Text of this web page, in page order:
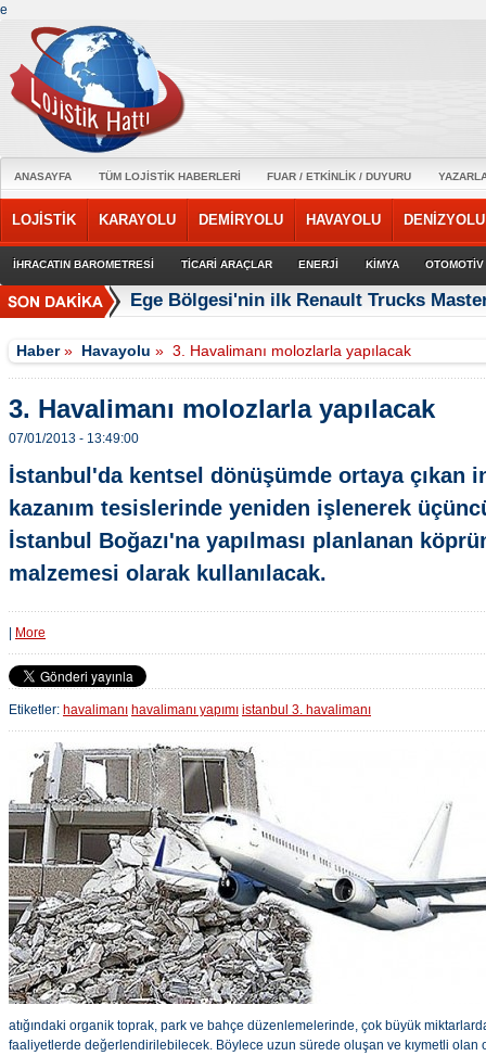
e
ANASAYFA TÜM LOJİSTİK HABERLERİ FUAR / ETKİNLİK / DUYURU
LOJİSTİK KARAYOLU DEMİRYOLU HAVAYOLU DENİZYOLU
İHRACATIN BAROMETRESİ TİCARİ ARAÇLAR ENERJİ KİMYA OTOMOTİV
Ege Bölgesi'nin ilk Renault Trucks
Haber» Havayolu »3. Havalimanı molozlarla yapılacak
3. Havalimanı molozlarla yapılacak
07/01/2013 - 13:49:00
İstanbul'da kentsel dönüşümde ortaya çıkan
kazanım tesislerinde yeniden işlenerek
İstanbul Boğazı'na yapılması planlanan
malzemesi olarak kullanılacak.
More
Etiketler: havalimanı havalimanı yapımı istanbul 3. havalimanı
atığındaki organik toprak, park ve bahçe düzenlemelerinde, çok büyük
faaliyetlerde değerlendirilebilecek. Böylece uzun sürede oluşan ve kıymetli olan